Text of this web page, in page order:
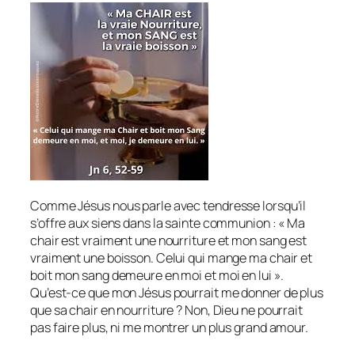
Comme Jésus nous parle avec tendresse lorsqu’il
s’offre aux siens dans la sainte communion : « Ma
chair est vraiment une nourriture et mon sang est
vraiment une boisson. Celui qui mange ma chair et
boit mon sang demeure en moi et moi en lui ».
Qu’est-ce que mon Jésus pourrait me donner de plus
que sa chair en nourriture ? Non, Dieu ne pourrait
pas faire plus, ni me montrer un plus grand amour.